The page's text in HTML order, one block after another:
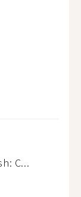
C...